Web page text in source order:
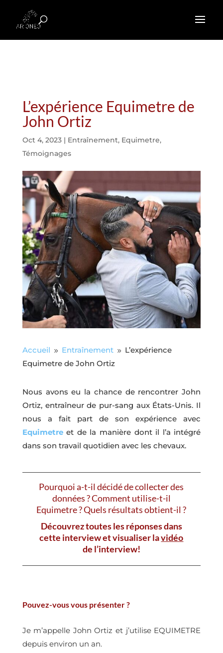
L’expérience Equimetre de
John Ortiz
Oct 4, 2023| Entraînement, Equimetre,
Témoignages
Accueil 9 Entraînement 9 L’expérience
Equimetre de John Ortiz
Nous avons eu la chance de rencontrer John
Ortiz, entraîneur de pur-sang aux États-Unis. Il
nous a fait part de son expérience avec
Equimetreet de la manière dont il l’a intégré
dans son travail quotidien avec les chevaux.
Pourquoi a-t-il décidé de collecter des
données ? Comment utilise-t-il
Equimetre ? Quels résultats obtient-il ?
Découvrez toutes les réponses dans
cette interview et visualiser lavidéo
de l’interview!
Pouvez-vous vous présenter ?
Je m’appelle John Ortiz et j’utilise EQUIMETRE
depuis environ un an.